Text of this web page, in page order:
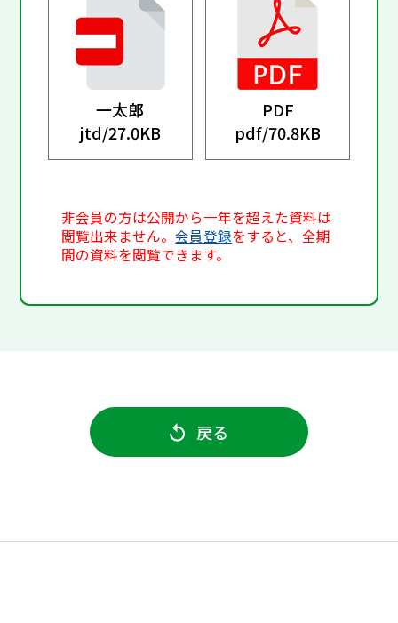
一太郎
jtd/27.0KB
PDF
pdf/70.8KB
非会員の方は公開から一年を超えた資料は
閲覧出来ません。会員登録をすると、全期
間の資料を閲覧できます。
戻る